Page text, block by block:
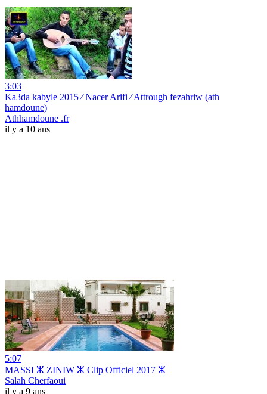
3:03
Ka3da kabyle 2015 ⁄ Nacer Arifi ⁄ Attrough fezahriw (ath
hamdoune)
Athhamdoune .fr
il y a 10 ans
5:07
MASSI ⵣ ZINIW ⵣ Clip Officiel 2017 ⵣ
Salah Cherfaoui
il y a 9 ans